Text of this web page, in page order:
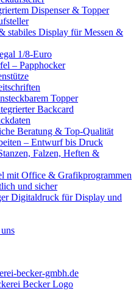
Dispenser & Topper
stabiles Display für Messen &
1/8-Euro
– Papphocker
Topper
Backcard
Beratung & Top-Qualität
– Entwurf bis Druck
Falzen, Heften &
mit Office & Grafikprogrammen
und sicher
Digitaldruck für Display und
becker-gmbh.de